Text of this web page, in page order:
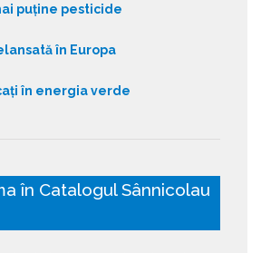
puține pesticide
în Europa
în energia verde
în Catalogul Sânnicolau